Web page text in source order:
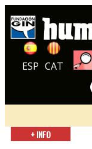
ESP CAT
+ INFO